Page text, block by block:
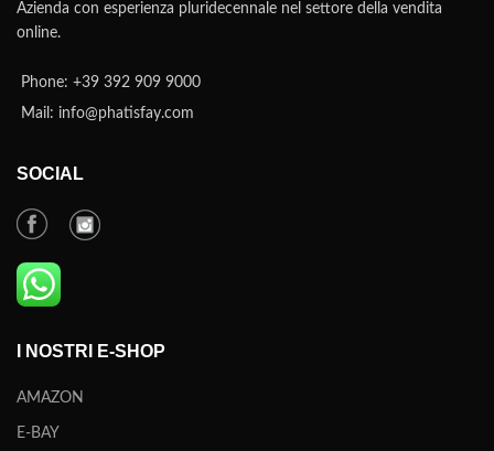
Azienda con esperienza pluridecennale nel settore della vendita
online.
Phone: +39 392 909 9000
Mail: info@phatisfay.com
SOCIAL
I NOSTRI E-SHOP
AMAZON
E-BAY